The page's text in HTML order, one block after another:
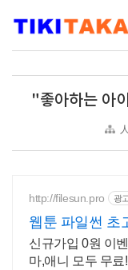
"좋아하는 아
http://filesun.pro 광
웹툰 파일썬 초
보기!
신규가입 0원 이
마,애니 모두 무